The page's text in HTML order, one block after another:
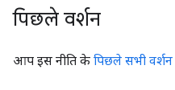
पिछले वर्शन
आप इस नीति के पिछले सभी वर्शन